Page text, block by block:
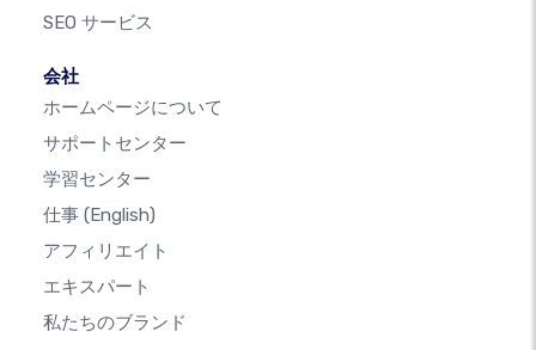
SEO サービス
会社
ホームページについて
サポートセンター
学習センター
仕事 (English)
アフィリエイト
エキスパート
私たちのブランド